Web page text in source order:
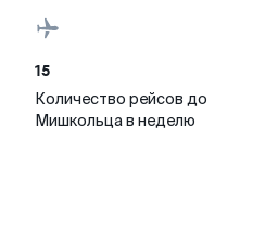
15
Количество рейсов до
Мишкольца в неделю